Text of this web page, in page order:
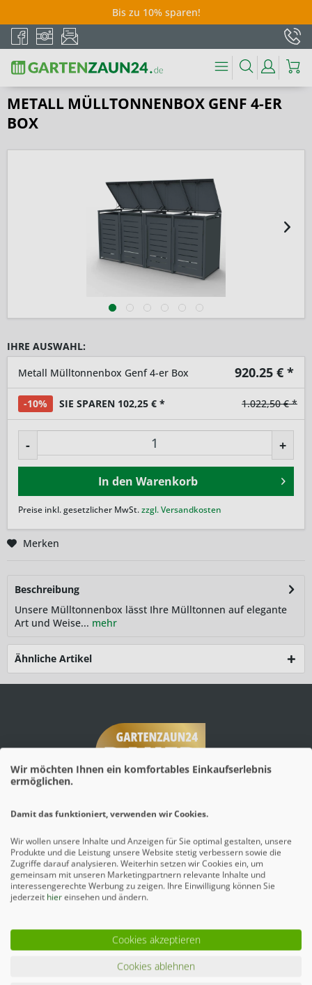
Bis zu 10% sparen!
METALL MÜLLTONNENBOX GENF 4-ER
BOX
IHRE AUSWAHL:
Metall Mülltonnenbox Genf 4-er Box
920.25 € *
-10% SIE SPAREN 102,25 € * 1.022,50 € *
- +
In den Warenkorb
Preise inkl. gesetzlicher MwSt.zzgl. Versandkosten
Merken
Beschreibung
Unsere Mülltonnenbox lässt Ihre Mülltonnen auf elegante
Art und Weise... mehr
Ähnliche Artikel
Mehr erfahren
Wir möchten Ihnen ein komfortables Einkaufserlebnis
ermöglichen.
Damit das funktioniert, verwenden wir Cookies.
Wir wollen unsere Inhalte und Anzeigen für Sie optimal gestalten, unsere
Produkte und die Leistung unsere Website stetig verbessern sowie die
Zugriffe darauf analysieren. Weiterhin setzen wir Cookies ein, um
gemeinsam mit unseren Marketingpartnern relevante Inhalte und
interessengerechte Werbung zu zeigen. Ihre Einwilligung können Sie
jederzeit hiereinsehen und ändern.
Cookies akzeptieren
Cookies ablehnen